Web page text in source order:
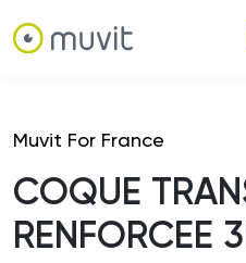
Muvit For France
COQUE
RENFORCEE